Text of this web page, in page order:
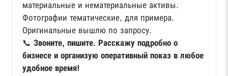
материальные и нематериальные активы.
Фотографии тематические, для примера.
Оригинальные вышлю по запросу.
📞 Звоните, пишите. Расскажу подробно о
бизнесе и организую оперативный показ в любое
удобное время!